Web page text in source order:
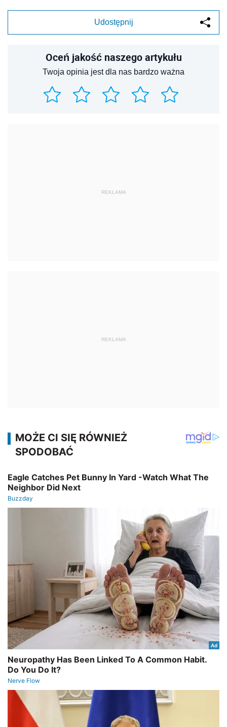
Udostępnij
Oceń jakość naszego artykułu
Twoja opinia jest dla nas bardzo ważna
REKLAMA
REKLAMA